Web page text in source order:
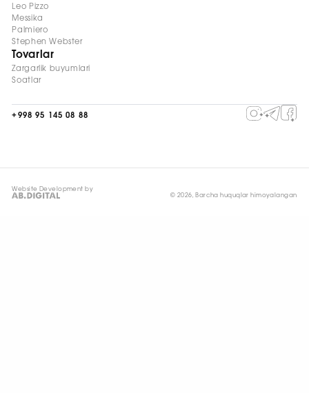
Leo Pizzo
Messika
Palmiero
Stephen Webster
Tovarlar
Zargarlik buyumlari
Soatlar
+998 95 145 08 88
Website Development by
© 2026, Barcha huquqlar himoyalangan